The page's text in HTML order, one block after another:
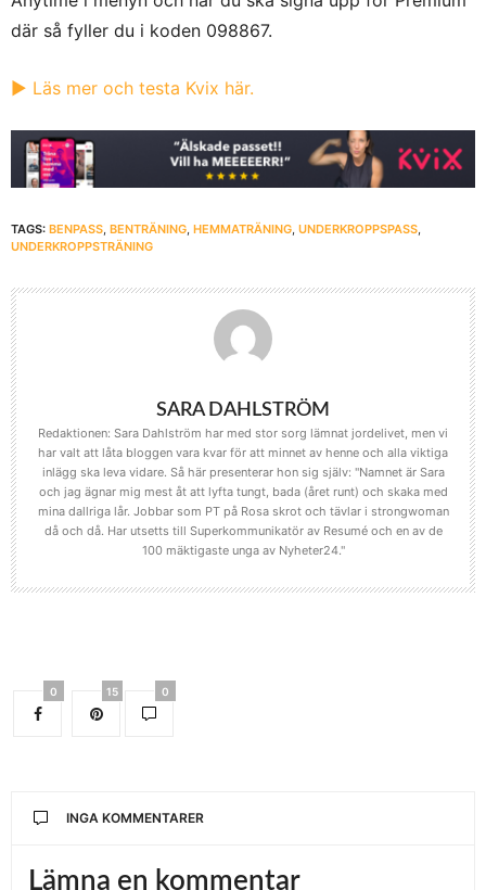
där så fyller du i koden 098867.
▶︎ Läs mer och testa Kvix här.
TAGS: BENPASS, BENTRÄNING, HEMMATRÄNING, UNDERKROPPSPASS,
UNDERKROPPSTRÄNING
SARA DAHLSTRÖM
Redaktionen: Sara Dahlström har med stor sorg lämnat jordelivet, men vi
har valt att låta bloggen vara kvar för att minnet av henne och alla viktiga
inlägg ska leva vidare. Så här presenterar hon sig själv: "Namnet är Sara
och jag ägnar mig mest åt att lyfta tungt, bada (året runt) och skaka med
mina dallriga lår. Jobbar som PT på Rosa skrot och tävlar i strongwoman
då och då. Har utsetts till Superkommunikatör av Resumé och en av de
100 mäktigaste unga av Nyheter24."
0 15 0
INGA KOMMENTARER
Lämna en kommentar